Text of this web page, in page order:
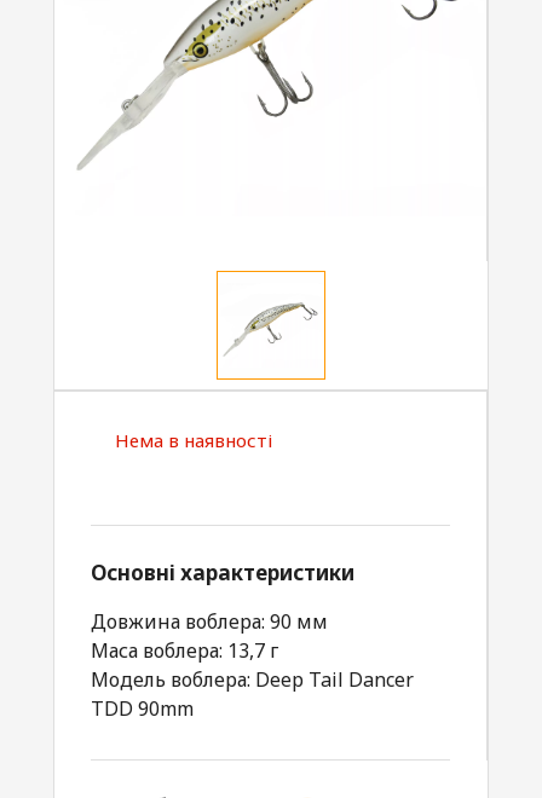
Нема в наявності
Основні характеристики
Довжина воблера: 90 мм
Маса воблера: 13,7 г
Модель воблера: Deep Tail Dancer
TDD 90mm